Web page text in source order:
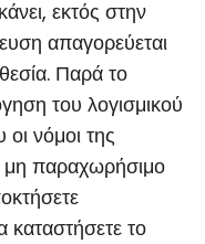
εκτός στην
απαγορεύεται
Παρά το
του λογισμικού
οι νόμοι της
μη παραχωρήσιμο
καταστήσετε το